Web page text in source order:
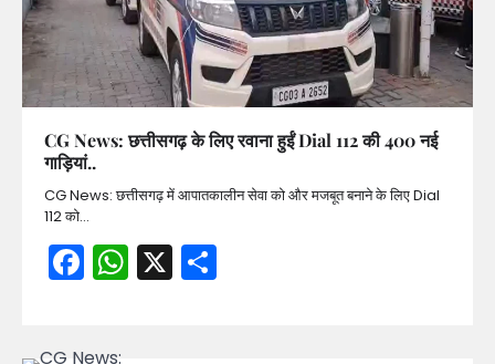
CG News: छत्तीसगढ़ के लिए रवाना हुईं Dial 112 की 400 नई
गाड़ियां..
CG News: छत्तीसगढ़ में आपातकालीन सेवा को और मजबूत बनाने के लिए Dial
112 को…
Facebook
WhatsApp
X